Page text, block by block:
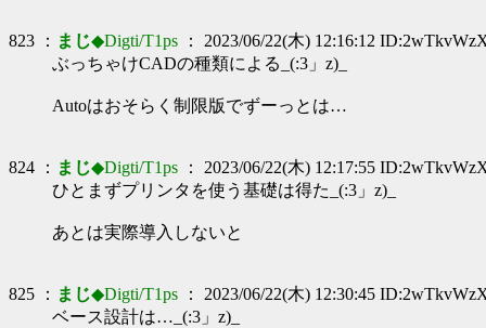
823 ： まじ◆Digti/T1ps ： 2023/06/22(木) 12:16:12
ぶっちゃけCADの種類による_(:3」z)_
Autoはおそらく制限版でずーっとは…
824 ： まじ◆Digti/T1ps ： 2023/06/22(木) 12:17:55
ひとまずプリンタを使う基礎は得た_(:3」z)_
あとは実際導入しないと
825 ： まじ◆Digti/T1ps ： 2023/06/22(木) 12:30:45
ベース設計は…_(:3」z)_